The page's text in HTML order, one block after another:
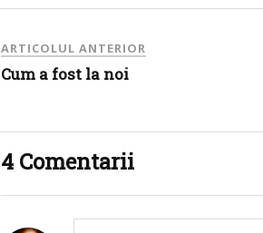
ARTICOLUL ANTERIOR
Cum a fost la noi
4 Comentarii